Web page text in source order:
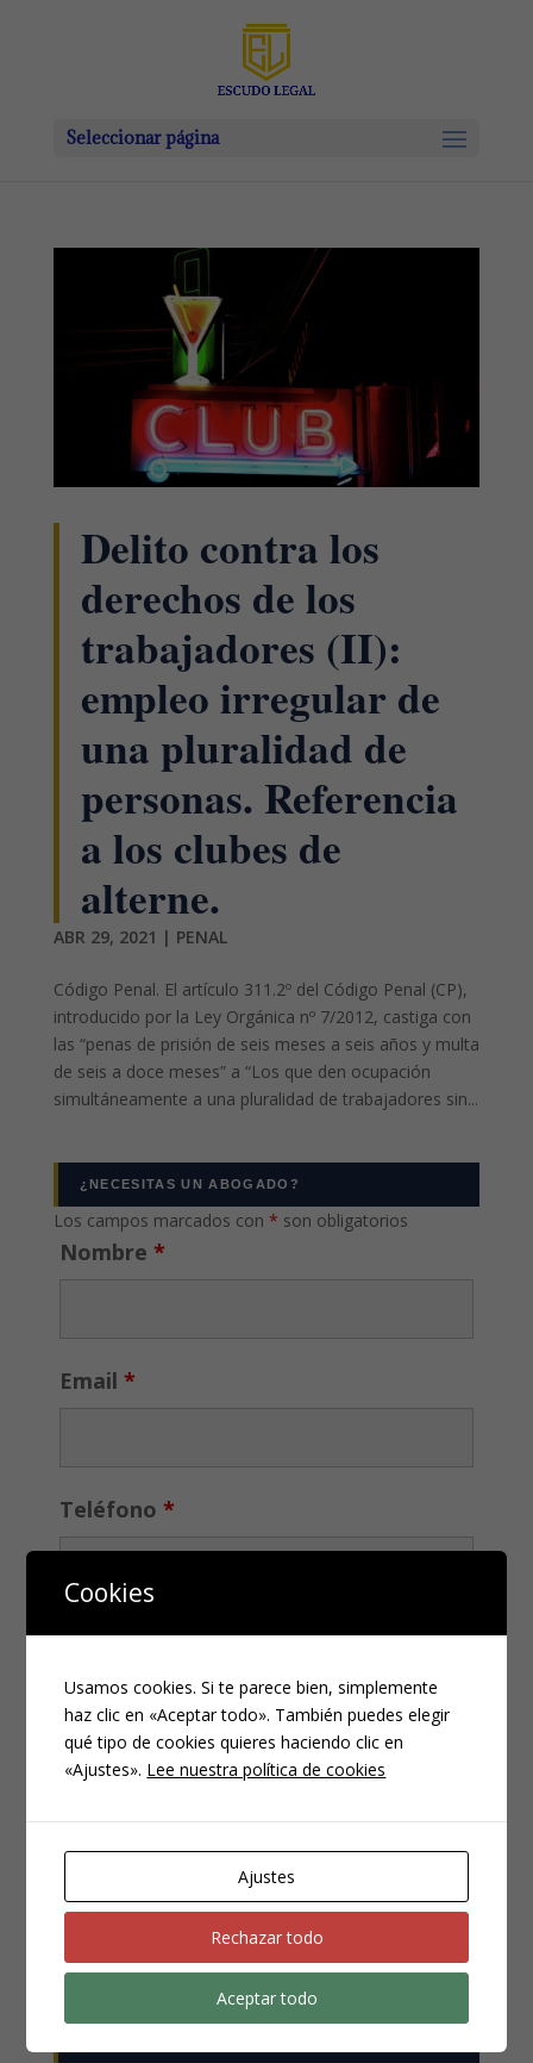
Seleccionar página
Delito contra los
derechos de los
trabajadores (II):
empleo irregular de
una pluralidad de
personas. Referencia
a los clubes de
alterne.
ABR 29, 2021 | PENAL
Código Penal. El artículo 311.2º del Código Penal (CP),
introducido por la Ley Orgánica nº 7/2012, castiga con
las “penas de prisión de seis meses a seis años y multa
de seis a doce meses” a “Los que den ocupación
simultáneamente a una pluralidad de trabajadores sin...
¿NECESITAS UN ABOGADO?
Los campos marcados con * son obligatorios
Nombre *
Email *
Teléfono *
Compliance
Noticias
Penal
Uncategorized
Cookies
Usamos cookies. Si te parece bien, simplemente
haz clic en «Aceptar todo». También puedes elegir
qué tipo de cookies quieres haciendo clic en
«Ajustes». Lee nuestra política de cookies
Ajustes
Rechazar todo
Aceptar todo